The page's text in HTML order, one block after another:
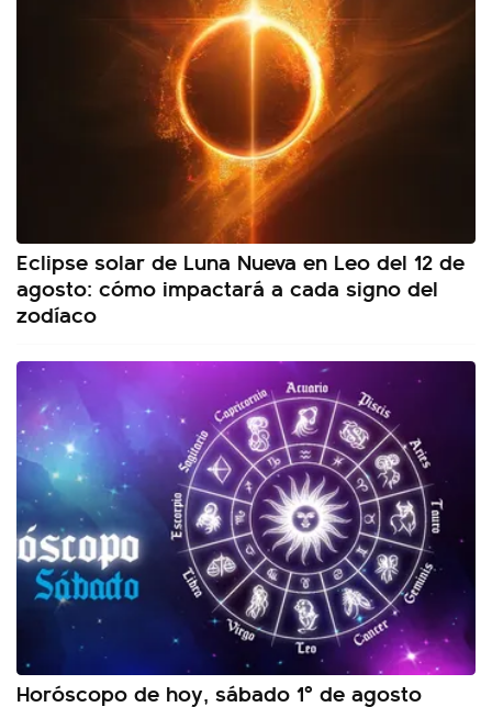
Eclipse solar de Luna Nueva en Leo del 12 de
agosto: cómo impactará a cada signo del
zodíaco
Horóscopo de hoy, sábado 1º de agosto